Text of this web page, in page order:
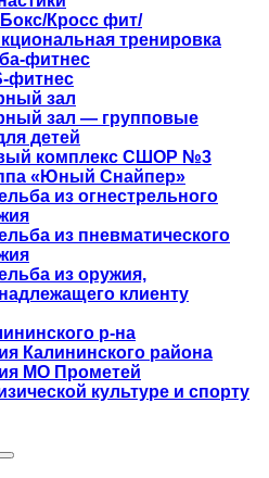
Кросс фит/
тренировка
фитнес
фитнес
зал
зал — групповые
детей
комплекс СШОР №3
«Юный Снайпер»
из огнестрельного
из пневматического
из оружия,
клиенту
р-на
Калининского района
МО Прометей
культуре и спорту